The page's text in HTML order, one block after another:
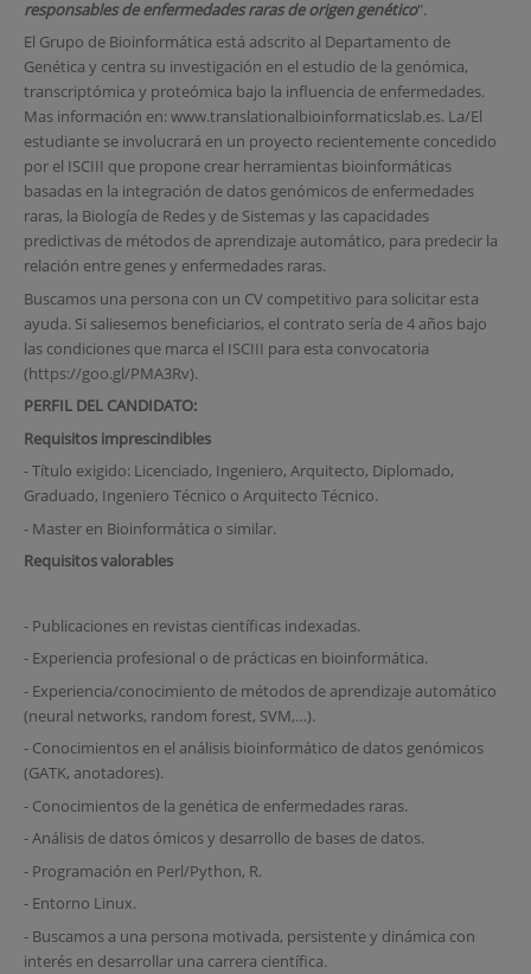
responsables de enfermedades raras de origen genético".
El Grupo de Bioinformática está adscrito al Departamento de
Genética y centra su investigación en el estudio de la genómica,
transcriptómica y proteómica bajo la influencia de enfermedades.
Mas información en: www.translationalbioinformaticslab.es. La/El
estudiante se involucrará en un proyecto recientemente concedido
por el ISCIII que propone crear herramientas bioinformáticas
basadas en la integración de datos genómicos de enfermedades
raras, la Biología de Redes y de Sistemas y las capacidades
predictivas de métodos de aprendizaje automático, para predecir la
relación entre genes y enfermedades raras.
Buscamos una persona con un CV competitivo para solicitar esta
ayuda. Si saliesemos beneficiarios, el contrato sería de 4 años bajo
las condiciones que marca el ISCIII para esta convocatoria
(https://goo.gl/PMA3Rv).
PERFIL DEL CANDIDATO:
Requisitos imprescindibles
- Título exigido: Licenciado, Ingeniero, Arquitecto, Diplomado,
Graduado, Ingeniero Técnico o Arquitecto Técnico.
- Master en Bioinformática o similar.
Requisitos valorables
- Publicaciones en revistas científicas indexadas.
- Experiencia profesional o de prácticas en bioinformática.
- Experiencia/conocimiento de métodos de aprendizaje automático
(neural networks, random forest, SVM,…).
- Conocimientos en el análisis bioinformático de datos genómicos
(GATK, anotadores).
- Conocimientos de la genética de enfermedades raras.
- Análisis de datos ómicos y desarrollo de bases de datos.
- Programación en Perl/Python, R.
- Entorno Linux.
- Buscamos a una persona motivada, persistente y dinámica con
interés en desarrollar una carrera científica.